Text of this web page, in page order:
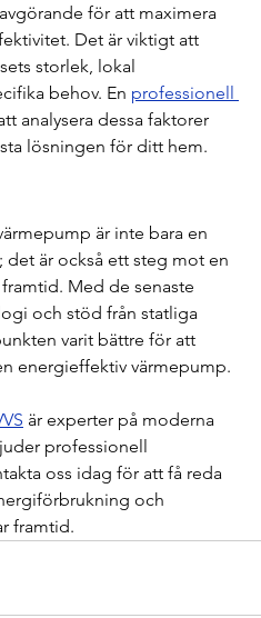
för att maximera
Det är viktigt att
storlek, lokal
behov. En professionell
analysera dessa faktorer
lösningen för ditt hem.
är inte bara en
är också ett steg mot en
Med de senaste
och stöd från statliga
varit bättre för att
energieffektiv värmepump.
är experter på moderna
professionell
oss idag för att få reda
och
framtid.